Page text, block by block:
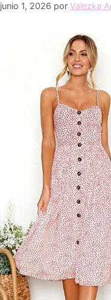
junio 1, 2026 por Valezka